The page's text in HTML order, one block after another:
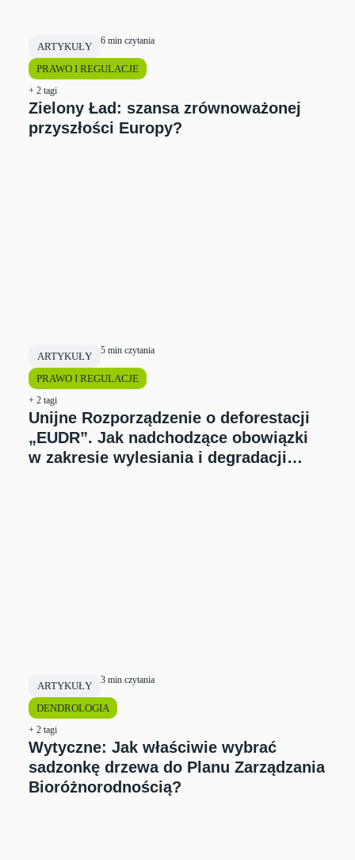
ARTYKUŁY 6 min czytania
PRAWO I REGULACJE
+ 2 tagi
Zielony Ład: szansa zrównoważonej
przyszłości Europy?
ARTYKUŁY 5 min czytania
PRAWO I REGULACJE
+ 2 tagi
Unijne Rozporządzenie o deforestacji
„EUDR”. Jak nadchodzące obowiązki
w zakresie wylesiania i degradacji
ARTYKUŁY 3 min czytania
DENDROLOGIA
+ 2 tagi
Wytyczne: Jak właściwie wybrać
sadzonkę drzewa do Planu Zarządzania
Bioróżnorodnością?